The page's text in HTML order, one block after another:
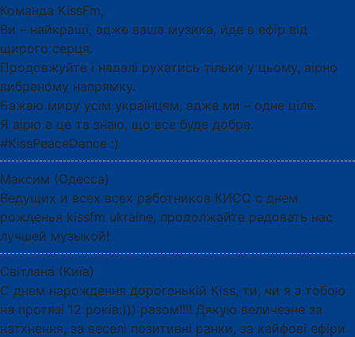
Команда KissFm,
Ви – найкращі, адже ваша музика, йде в ефір від
щирого серця.
Продовжуйте і надалі рухатись тільки у цьому, вірно
вибраному напрямку.
Бажаю миру усім українцям, адже ми – одне ціле.
Я вірю в це та знаю, що все буде добре.
#KissPeaceDance :)
Максим (Одесса)
Ведущих и всех всех работников КИСС с днем
рожденья kissfm ukraine, продолжайте радовать нас
лучшей музыкой!
Світлана (Київ)
С днем нарождення дорогенькій Kiss, ти, чи я з тобою
на протязі 12 років:))) разом!!!! Дякую величезне за
натхнення, за веселі позитивні ранки, за кайфові ефіри